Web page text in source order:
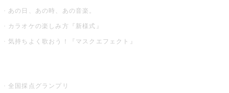
あの日、あの時、あの音楽。
カラオケの楽しみ方『新様式』
気持ちよく歌おう！『マスクエフェクト』
全国採点グランプリ